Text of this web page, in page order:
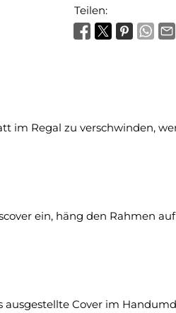
Teilen:
im Regal zu verschwinden,
ein, häng den Rahmen
Cover im